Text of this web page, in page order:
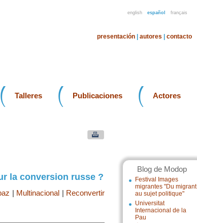
english español français
presentación autores contacto
Talleres Publicaciones Actores
Blog de Modop
Festival Images
migrantes "Du migrant
au sujet politique"
Universitat
Internacional de la
Pau
la conversion russe ?
| Multinacional | Reconvertir